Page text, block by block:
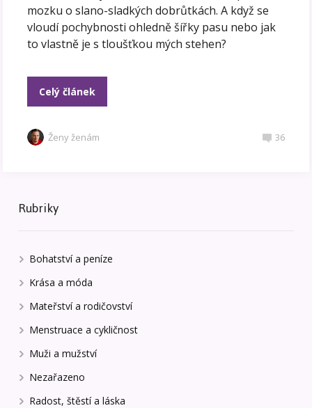
mozku o slano-sladkých dobrůtkách. A když se
vloudí pochybnosti ohledně šířky pasu nebo jak
to vlastně je s tloušťkou mých stehen?
Celý článek
Ženy ženám 36
Rubriky
Bohatství a peníze
Krása a móda
Mateřství a rodičovství
Menstruace a cykličnost
Muži a mužství
Nezařazeno
Radost, štěstí a láska